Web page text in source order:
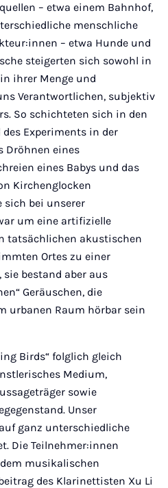
– etwa einem Bahnhof,
menschliche
– etwa Hunde und
steigerten sich sowohl in
ihrer Menge und
Verantwortlichen, subjektiv
So schichteten sich in den
Experiments in der
Dröhnen eines
eines Babys und das
Kirchenglocken
sich bei unserer
um eine artifizielle
tatsächlichen akustischen
Ortes zu einer
bestand aber aus
Geräuschen, die
urbanen Raum hörbar sein
Birds“ folglich gleich
Medium,
sowie
Unser
ganz unterschiedliche
Die Teilnehmer:innen
musikalischen
des Klarinettisten Xu Li